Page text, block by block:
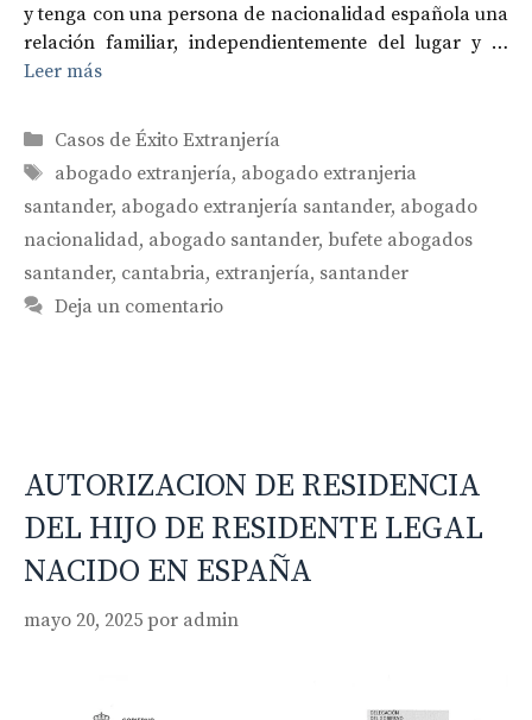
y tenga con una persona de nacionalidad española una
relación familiar, independientemente del lugar y …
Leer más
Categorías
Casos de Éxito Extranjería
Etiquetas
abogado extranjería, abogado extranjeria
santander, abogado extranjería santander, abogado
nacionalidad, abogado santander, bufete abogados
santander, cantabria, extranjería, santander
Deja un comentario
AUTORIZACION DE RESIDENCIA
DEL HIJO DE RESIDENTE LEGAL
NACIDO EN ESPAÑA
mayo 20, 2025 por admin